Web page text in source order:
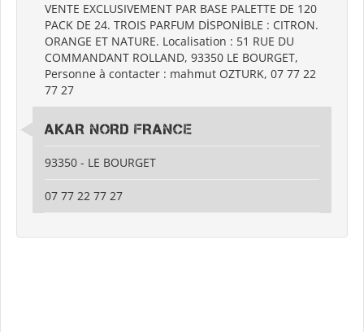
VENTE EXCLUSIVEMENT PAR BASE PALETTE DE 120
PACK DE 24. TROIS PARFUM DİSPONİBLE : CITRON.
ORANGE ET NATURE. Localisation : 51 RUE DU
COMMANDANT ROLLAND, 93350 LE BOURGET,
Personne à contacter : mahmut OZTURK, 07 77 22
77 27
AKAR NORD FRANCE
93350 - LE BOURGET
07 77 22 77 27